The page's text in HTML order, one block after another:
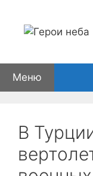
содержимому
Меню
В